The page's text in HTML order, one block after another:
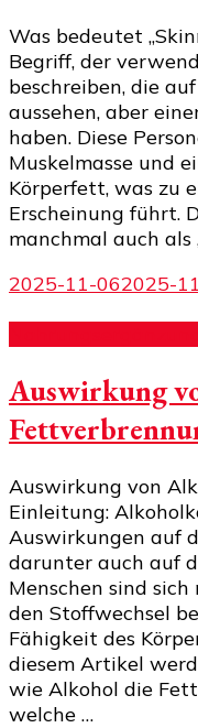
Was bedeutet
Begriff, der
beschreiben, die
aussehen, aber
haben. Diese
Muskelmasse und
Körperfett, was zu
Erscheinung führt.
manchmal auch als
2025-11-062025-
Auswirkung
Auswirkung von
Einleitung:
Auswirkungen auf
darunter auch auf
Menschen sind
den Stoffwechsel
Fähigkeit des
diesem Artikel
wie Alkohol die
welche …